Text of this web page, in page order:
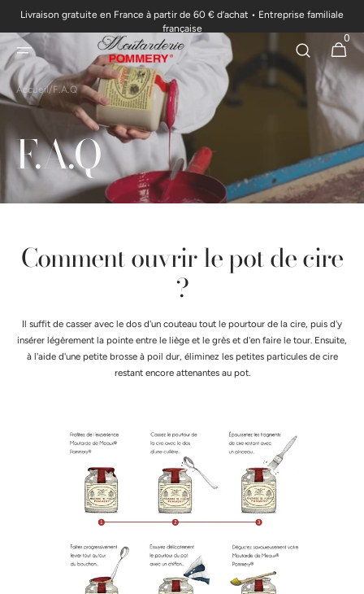
passer au
contenu
Livraison gratuite en France à partir de 60 € d’achat • Entreprise familiale
française
Panier
0
0 article
Accueil/F.A.Q
F.A.Q
Comment ouvrir le pot de cire
?
Il suffit de casser avec le dos d'un couteau tout le pourtour de la cire, puis d'y
insérer légèrement la pointe entre le liège et le grès et d'en faire le tour. Ensuite,
à l'aide d'une petite brosse à poil dur, éliminez les petites particules de cire
restant encore attenantes au pot.